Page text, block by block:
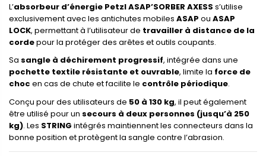
L’absorbeur d’énergie Petzl ASAP’SORBER AXESS s’utilise
exclusivement avec les antichutes mobiles ASAP ou ASAP
LOCK, permettant à l’utilisateur de travailler à distance de la
cordepour la protéger des arêtes et outils coupants.
Sa sangle à déchirement progressif, intégrée dans une
pochette textile résistante et ouvrable, limite la force de
choc en cas de chute et facilite le contrôle périodique.
Conçu pour des utilisateurs de 50 à 130 kg, il peut également
être utilisé pour un secours à deux personnes (jusqu’à 250
kg). Les STRING intégrés maintiennent les connecteurs dans la
bonne position et protègent la sangle contre l’abrasion.